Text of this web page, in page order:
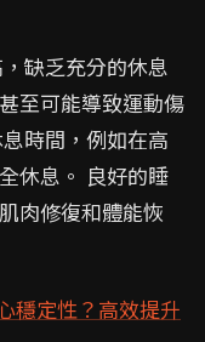
缺乏充分的休息
至可能導致運動傷
時間，例如在高
休息。 良好的睡
肉修復和體能恢
穩定性？高效提升